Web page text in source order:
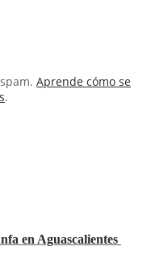
Aprende cómo se
.
en Aguascalientes